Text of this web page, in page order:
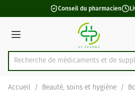
Aller au contenu
1 de 1Conseil du pharmacien
Menu
Rechercher
Recherche de médicaments et de supp
Accueil / Beauté, soins et hygiène /